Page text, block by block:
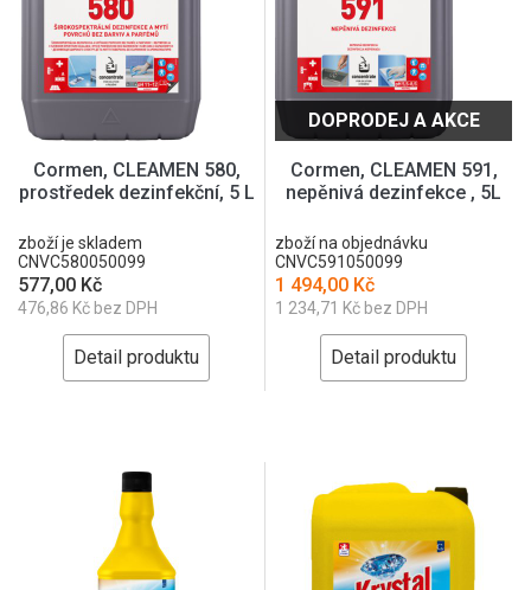
Cormen, CLEAMEN 580,
prostředek dezinfekční, 5 L
zboží je skladem
CNVC580050099
577,00 Kč
476,86 Kč bez DPH
Detail produktu
DOPRODEJ A AKCE
Cormen, CLEAMEN 591,
nepěnivá dezinfekce , 5L
zboží na objednávku
CNVC591050099
1 494,00 Kč
1 234,71 Kč bez DPH
Detail produktu